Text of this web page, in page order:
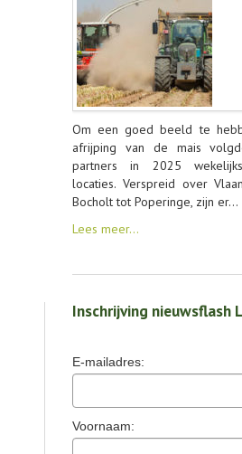
Om een goed beeld te
afrijping van de mais
partners in 2025
locaties. Verspreid over
Bocholt tot Poperinge, zijn er…
Lees meer…
Inschrijving nieuwsflash
E-mailadres:
Voornaam: